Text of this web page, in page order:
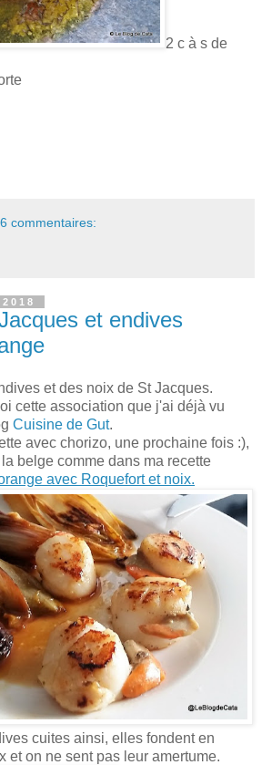
2 c à s de
6 commentaires:
et endives
et des noix de St Jacques.
cette association que j'ai déjà vu
Cuisine de Gut.
avec chorizo, une prochaine fois :),
belge comme dans ma recette
avec Roquefort et noix.
cuites ainsi, elles fondent en
et on ne sent pas leur amertume.